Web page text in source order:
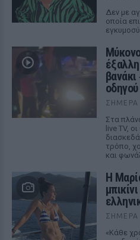
Δεν με
οποία
οδηγού
ΣΉΜΕΡΑ
Στα
live TV,
τρόπο,
και
Η
ΣΉΜΕΡΑ
«Κάθε